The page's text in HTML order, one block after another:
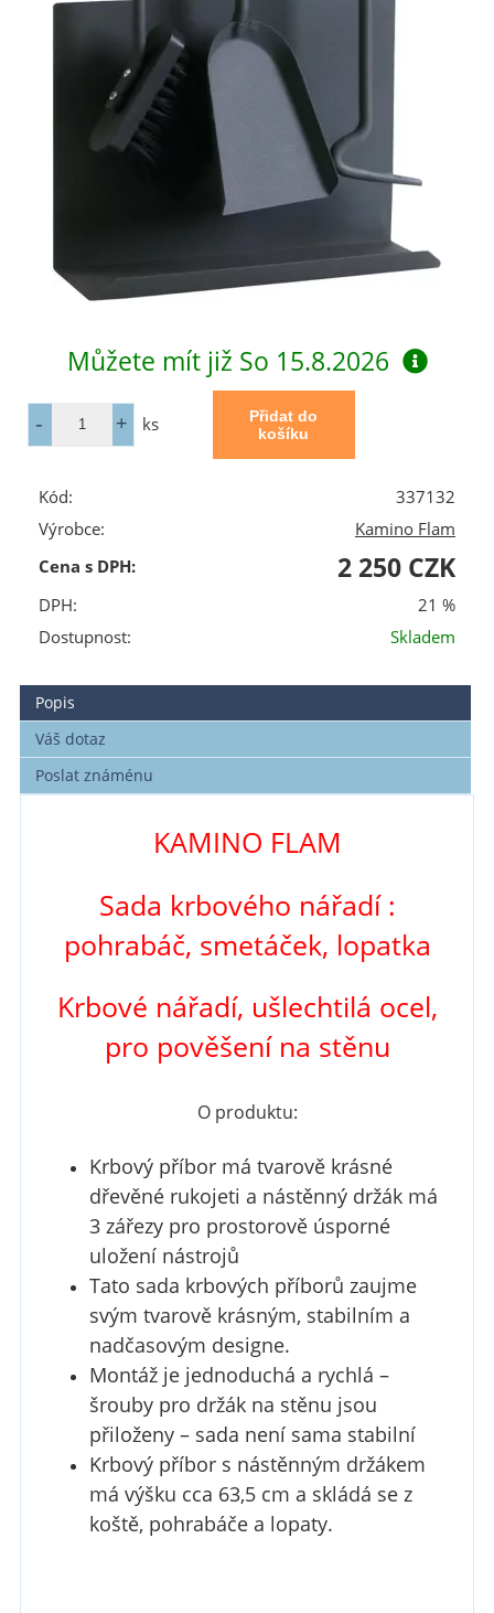
Můžete mít již So 15.8.2026
ks
Kód:
337132
Výrobce:
Kamino Flam
Cena s DPH:
2 250 CZK
DPH:
21 %
Dostupnost:
Skladem
Popis
Váš dotaz
Poslat známénu
KAMINO FLAM
Sada krbového nářadí :
pohrabáč, smetáček, lopatka
Krbové nářadí, ušlechtilá ocel,
pro pověšení na stěnu
O produktu:
Krbový příbor má tvarově krásné
dřevěné rukojeti a nástěnný držák má
3 zářezy pro prostorově úsporné
uložení nástrojů
Tato sada krbových příborů zaujme
svým tvarově krásným, stabilním a
nadčasovým designe.
Montáž je jednoduchá a rychlá –
šrouby pro držák na stěnu jsou
přiloženy – sada není sama stabilní
Krbový příbor s nástěnným držákem
má výšku cca 63,5 cm a skládá se z
koště, pohrabáče a lopaty.